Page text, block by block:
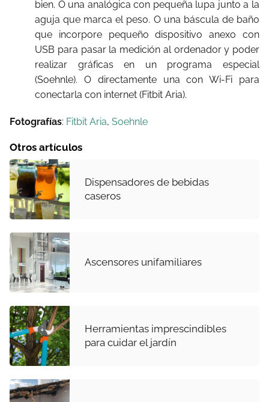
bien. O una analógica con pequeña lupa junto a la
aguja que marca el peso. O una báscula de baño
que incorpore pequeño dispositivo anexo con
USB para pasar la medición al ordenador y poder
realizar gráficas en un programa especial
(Soehnle). O directamente una con Wi-Fi para
conectarla con internet (Fitbit Aria).
Fotografías: Fitbit Aria, Soehnle
Otros artículos
Dispensadores de bebidas
caseros
Ascensores unifamiliares
Herramientas imprescindibles
para cuidar el jardín